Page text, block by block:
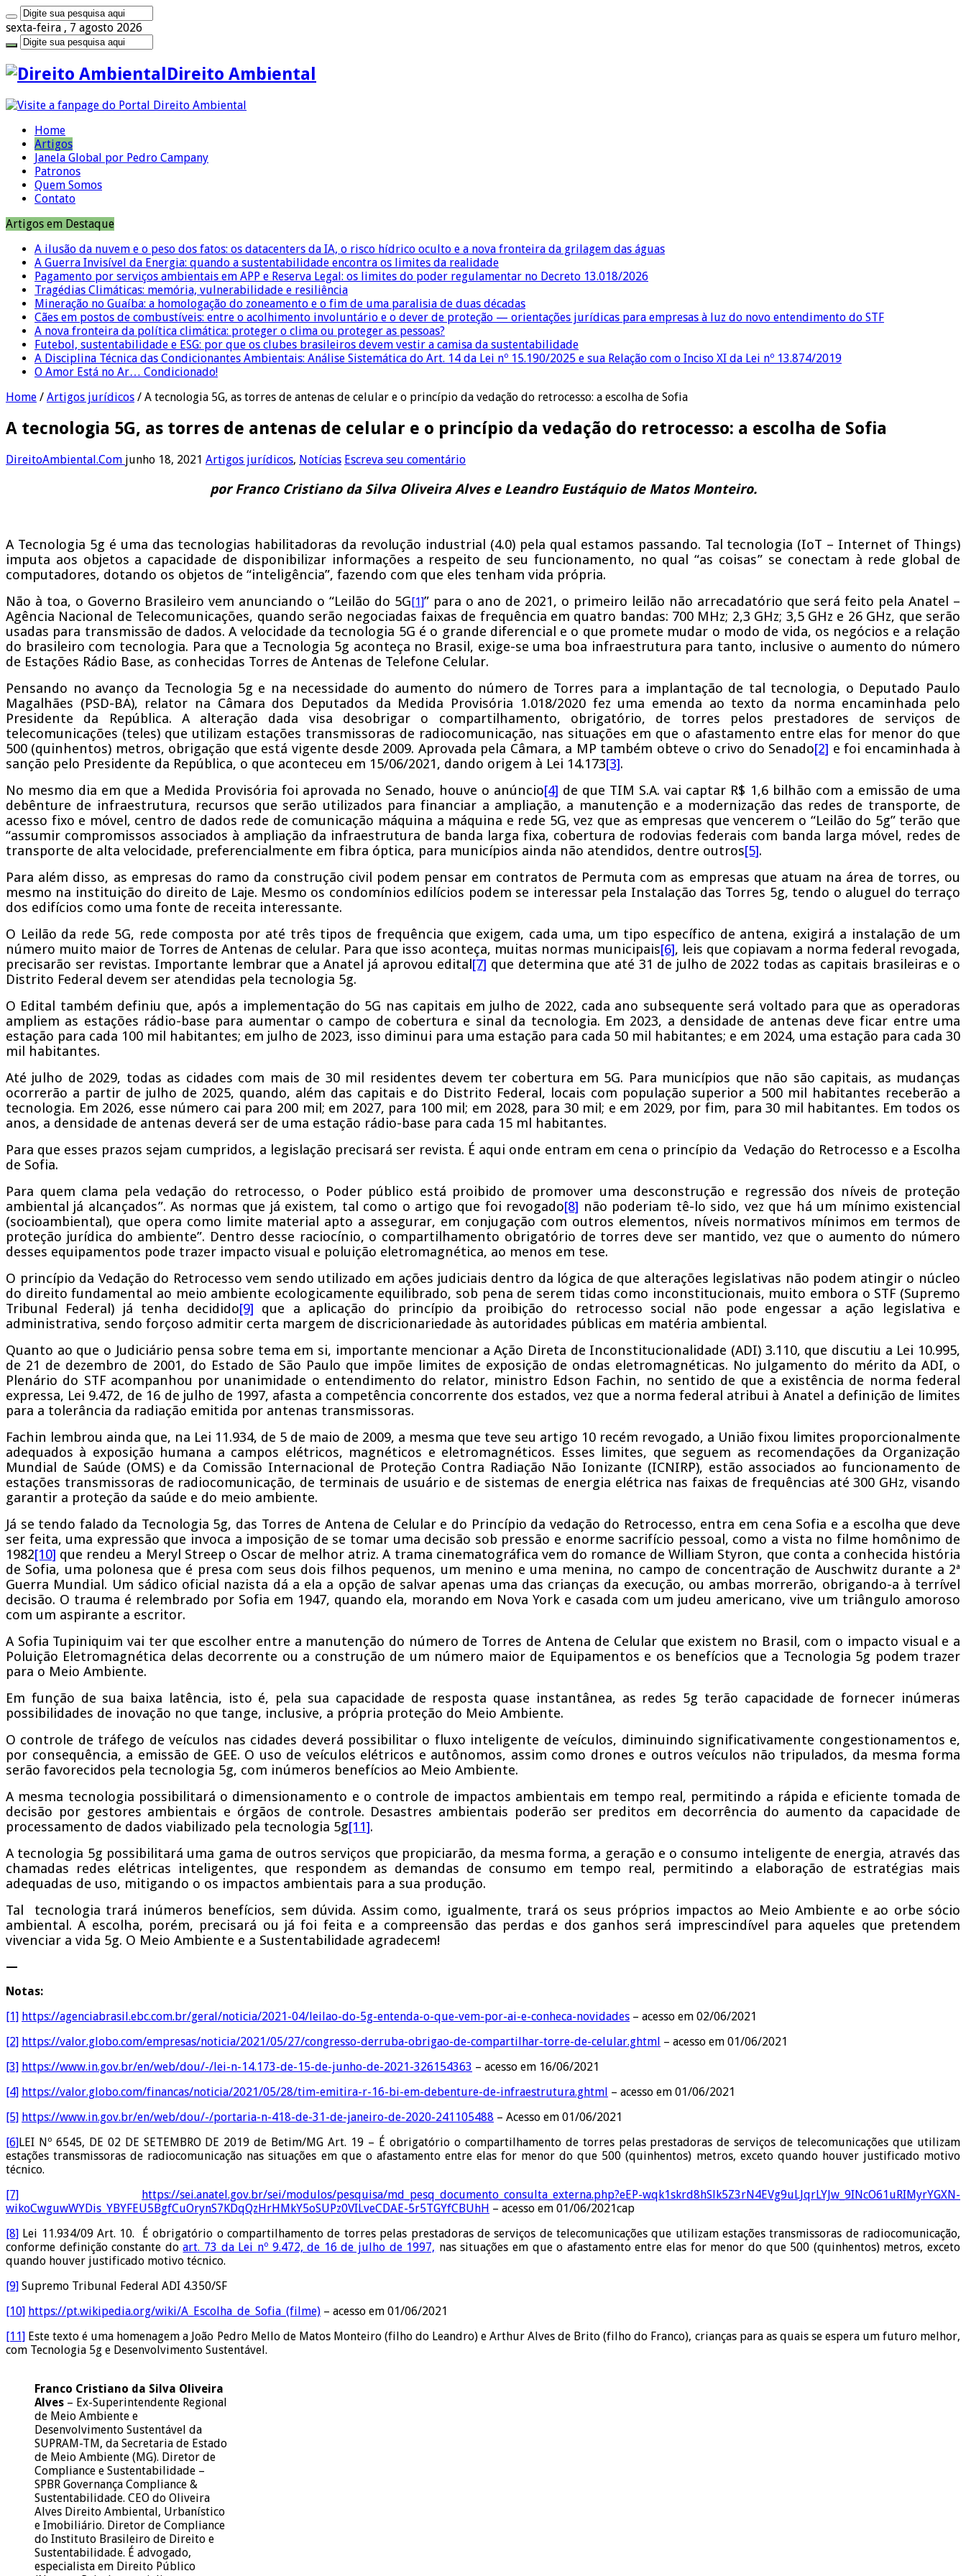
sexta-feira , 7 agosto 2026
Direito Ambiental
Home
Artigos
Janela Global por Pedro Campany
Patronos
Quem Somos
Contato
Artigos em Destaque
A ilusão da nuvem e o peso dos fatos: os datacenters da IA, o risco hídrico oculto e a nova fronteira da grilagem das águas
A Guerra Invisível da Energia: quando a sustentabilidade encontra os limites da realidade
Pagamento por serviços ambientais em APP e Reserva Legal: os limites do poder regulamentar no Decreto 13.018/2026
Tragédias Climáticas: memória, vulnerabilidade e resiliência
Mineração no Guaíba: a homologação do zoneamento e o fim de uma paralisia de duas décadas
Cães em postos de combustíveis: entre o acolhimento involuntário e o dever de proteção — orientações jurídicas para empresas à luz do novo entendimento do STF
A nova fronteira da política climática: proteger o clima ou proteger as pessoas?
Futebol, sustentabilidade e ESG: por que os clubes brasileiros devem vestir a camisa da sustentabilidade
A Disciplina Técnica das Condicionantes Ambientais: Análise Sistemática do Art. 14 da Lei nº 15.190/2025 e sua Relação com o Inciso XI da Lei nº 13.874/2019
O Amor Está no Ar… Condicionado!
Home / Artigos jurídicos / A tecnologia 5G, as torres de antenas de celular e o princípio da vedação do retrocesso: a escolha de Sofia
A tecnologia 5G, as torres de antenas de celular e o princípio da vedação do retrocesso: a escolha de Sofia
DireitoAmbiental.Com junho 18, 2021 Artigos jurídicos, Notícias Escreva seu comentário
por Franco Cristiano da Silva Oliveira Alves e Leandro Eustáquio de Matos Monteiro.
A Tecnologia 5g é uma das tecnologias habilitadoras da revolução industrial (4.0) pela qual estamos passando. Tal tecnologia (IoT – Internet of Things)
imputa aos objetos a capacidade de disponibilizar informações a respeito de seu funcionamento, no qual “as coisas” se conectam à rede global de
computadores, dotando os objetos de “inteligência”, fazendo com que eles tenham vida própria.
Não à toa, o Governo Brasileiro vem anunciando o “Leilão do 5G [1]” para o ano de 2021, o primeiro leilão não arrecadatório que será feito pela Anatel –
Agência Nacional de Telecomunicações, quando serão negociadas faixas de frequência em quatro bandas: 700 MHz; 2,3 GHz; 3,5 GHz e 26 GHz, que serão
usadas para transmissão de dados. A velocidade da tecnologia 5G é o grande diferencial e o que promete mudar o modo de vida, os negócios e a relação
do brasileiro com tecnologia. Para que a Tecnologia 5g aconteça no Brasil, exige-se uma boa infraestrutura para tanto, inclusive o aumento do número
de Estações Rádio Base, as conhecidas Torres de Antenas de Telefone Celular.
Pensando no avanço da Tecnologia 5g e na necessidade do aumento do número de Torres para a implantação de tal tecnologia, o Deputado Paulo
Magalhães (PSD-BA), relator na Câmara dos Deputados da Medida Provisória 1.018/2020 fez uma emenda ao texto da norma encaminhada pelo
Presidente da República. A alteração dada visa desobrigar o compartilhamento, obrigatório, de torres pelos prestadores de serviços de
telecomunicações (teles) que utilizam estações transmissoras de radiocomunicação, nas situações em que o afastamento entre elas for menor do que
500 (quinhentos) metros, obrigação que está vigente desde 2009. Aprovada pela Câmara, a MP também obteve o crivo do Senado[2] e foi encaminhada à
sanção pelo Presidente da República, o que aconteceu em 15/06/2021, dando origem à Lei 14.173[3].
No mesmo dia em que a Medida Provisória foi aprovada no Senado, houve o anúncio[4] de que TIM S.A. vai captar R$ 1,6 bilhão com a emissão de uma
debênture de infraestrutura, recursos que serão utilizados para financiar a ampliação, a manutenção e a modernização das redes de transporte, de
acesso fixo e móvel, centro de dados rede de comunicação máquina a máquina e rede 5G, vez que as empresas que vencerem o “Leilão do 5g” terão que
“assumir compromissos associados à ampliação da infraestrutura de banda larga fixa, cobertura de rodovias federais com banda larga móvel, redes de
transporte de alta velocidade, preferencialmente em fibra óptica, para municípios ainda não atendidos, dentre outros[5].
Para além disso, as empresas do ramo da construção civil podem pensar em contratos de Permuta com as empresas que atuam na área de torres, ou
mesmo na instituição do direito de Laje. Mesmo os condomínios edilícios podem se interessar pela Instalação das Torres 5g, tendo o aluguel do terraço
dos edifícios como uma fonte de receita interessante.
O Leilão da rede 5G, rede composta por até três tipos de frequência que exigem, cada uma, um tipo específico de antena, exigirá a instalação de um
número muito maior de Torres de Antenas de celular. Para que isso aconteça, muitas normas municipais[6], leis que copiavam a norma federal revogada,
precisarão ser revistas. Importante lembrar que a Anatel já aprovou edital [7] que determina que até 31 de julho de 2022 todas as capitais brasileiras e o
Distrito Federal devem ser atendidas pela tecnologia 5g.
O Edital também definiu que, após a implementação do 5G nas capitais em julho de 2022, cada ano subsequente será voltado para que as operadoras
ampliem as estações rádio-base para aumentar o campo de cobertura e sinal da tecnologia. Em 2023, a densidade de antenas deve ficar entre uma
estação para cada 100 mil habitantes; em julho de 2023, isso diminui para uma estação para cada 50 mil habitantes; e em 2024, uma estação para cada 30
mil habitantes.
Até julho de 2029, todas as cidades com mais de 30 mil residentes devem ter cobertura em 5G. Para municípios que não são capitais, as mudanças
ocorrerão a partir de julho de 2025, quando, além das capitais e do Distrito Federal, locais com população superior a 500 mil habitantes receberão a
tecnologia. Em 2026, esse número cai para 200 mil; em 2027, para 100 mil; em 2028, para 30 mil; e em 2029, por fim, para 30 mil habitantes. Em todos os
anos, a densidade de antenas deverá ser de uma estação rádio-base para cada 15 ml habitantes.
Para que esses prazos sejam cumpridos, a legislação precisará ser revista. É aqui onde entram em cena o princípio da Vedação do Retrocesso e a Escolha
de Sofia.
Para quem clama pela vedação do retrocesso, o Poder público está proibido de promover uma desconstrução e regressão dos níveis de proteção
ambiental já alcançados”. As normas que já existem, tal como o artigo que foi revogado[8] não poderiam tê-lo sido, vez que há um mínimo existencial
(socioambiental), que opera como limite material apto a assegurar, em conjugação com outros elementos, níveis normativos mínimos em termos de
proteção jurídica do ambiente”. Dentro desse raciocínio, o compartilhamento obrigatório de torres deve ser mantido, vez que o aumento do número
desses equipamentos pode trazer impacto visual e poluição eletromagnética, ao menos em tese.
O princípio da Vedação do Retrocesso vem sendo utilizado em ações judiciais dentro da lógica de que alterações legislativas não podem atingir o núcleo
do direito fundamental ao meio ambiente ecologicamente equilibrado, sob pena de serem tidas como inconstitucionais, muito embora o STF (Supremo
Tribunal Federal) já tenha decidido[9] que a aplicação do princípio da proibição do retrocesso social não pode engessar a ação legislativa e
administrativa, sendo forçoso admitir certa margem de discricionariedade às autoridades públicas em matéria ambiental.
Quanto ao que o Judiciário pensa sobre tema em si, importante mencionar a Ação Direta de Inconstitucionalidade (ADI) 3.110, que discutiu a Lei 10.995,
de 21 de dezembro de 2001, do Estado de São Paulo que impõe limites de exposição de ondas eletromagnéticas. No julgamento do mérito da ADI, o
Plenário do STF acompanhou por unanimidade o entendimento do relator, ministro Edson Fachin, no sentido de que a existência de norma federal
expressa, Lei 9.472, de 16 de julho de 1997, afasta a competência concorrente dos estados, vez que a norma federal atribui à Anatel a definição de limites
para a tolerância da radiação emitida por antenas transmissoras.
Fachin lembrou ainda que, na Lei 11.934, de 5 de maio de 2009, a mesma que teve seu artigo 10 recém revogado, a União fixou limites proporcionalmente
adequados à exposição humana a campos elétricos, magnéticos e eletromagnéticos. Esses limites, que seguem as recomendações da Organização
Mundial de Saúde (OMS) e da Comissão Internacional de Proteção Contra Radiação Não Ionizante (ICNIRP), estão associados ao funcionamento de
estações transmissoras de radiocomunicação, de terminais de usuário e de sistemas de energia elétrica nas faixas de frequências até 300 GHz, visando
garantir a proteção da saúde e do meio ambiente.
Já se tendo falado da Tecnologia 5g, das Torres de Antena de Celular e do Princípio da vedação do Retrocesso, entra em cena Sofia e a escolha que deve
ser feita, uma expressão que invoca a imposição de se tomar uma decisão sob pressão e enorme sacrifício pessoal, como a vista no filme homônimo de
1982[10] que rendeu a Meryl Streep o Oscar de melhor atriz. A trama cinematográfica vem do romance de William Styron, que conta a conhecida história
de Sofia, uma polonesa que é presa com seus dois filhos pequenos, um menino e uma menina, no campo de concentração de Auschwitz durante a 2ª
Guerra Mundial. Um sádico oficial nazista dá a ela a opção de salvar apenas uma das crianças da execução, ou ambas morrerão, obrigando-a à terrível
decisão. O trauma é relembrado por Sofia em 1947, quando ela, morando em Nova York e casada com um judeu americano, vive um triângulo amoroso
com um aspirante a escritor.
A Sofia Tupiniquim vai ter que escolher entre a manutenção do número de Torres de Antena de Celular que existem no Brasil, com o impacto visual e a
Poluição Eletromagnética delas decorrente ou a construção de um número maior de Equipamentos e os benefícios que a Tecnologia 5g podem trazer
para o Meio Ambiente.
Em função de sua baixa latência, isto é, pela sua capacidade de resposta quase instantânea, as redes 5g terão capacidade de fornecer inúmeras
possibilidades de inovação no que tange, inclusive, a própria proteção do Meio Ambiente.
O controle de tráfego de veículos nas cidades deverá possibilitar o fluxo inteligente de veículos, diminuindo significativamente congestionamentos e,
por consequência, a emissão de GEE. O uso de veículos elétricos e autônomos, assim como drones e outros veículos não tripulados, da mesma forma
serão favorecidos pela tecnologia 5g, com inúmeros benefícios ao Meio Ambiente.
A mesma tecnologia possibilitará o dimensionamento e o controle de impactos ambientais em tempo real, permitindo a rápida e eficiente tomada de
decisão por gestores ambientais e órgãos de controle. Desastres ambientais poderão ser preditos em decorrência do aumento da capacidade de
processamento de dados viabilizado pela tecnologia 5g[11].
A tecnologia 5g possibilitará uma gama de outros serviços que propiciarão, da mesma forma, a geração e o consumo inteligente de energia, através das
chamadas redes elétricas inteligentes, que respondem as demandas de consumo em tempo real, permitindo a elaboração de estratégias mais
adequadas de uso, mitigando o os impactos ambientais para a sua produção.
Tal tecnologia trará inúmeros benefícios, sem dúvida. Assim como, igualmente, trará os seus próprios impactos ao Meio Ambiente e ao orbe sócio
ambiental. A escolha, porém, precisará ou já foi feita e a compreensão das perdas e dos ganhos será imprescindível para aqueles que pretendem
vivenciar a vida 5g. O Meio Ambiente e a Sustentabilidade agradecem!
—
Notas:
[1] https://agenciabrasil.ebc.com.br/geral/noticia/2021-04/leilao-do-5g-entenda-o-que-vem-por-ai-e-conheca-novidades – acesso em 02/06/2021
[2] https://valor.globo.com/empresas/noticia/2021/05/27/congresso-derruba-obrigao-de-compartilhar-torre-de-celular.ghtml – acesso em 01/06/2021
[3] https://www.in.gov.br/en/web/dou/-/lei-n-14.173-de-15-de-junho-de-2021-326154363 – acesso em 16/06/2021
[4] https://valor.globo.com/financas/noticia/2021/05/28/tim-emitira-r-16-bi-em-debenture-de-infraestrutura.ghtml – acesso em 01/06/2021
[5] https://www.in.gov.br/en/web/dou/-/portaria-n-418-de-31-de-janeiro-de-2020-241105488 – Acesso em 01/06/2021
[6] LEI Nº 6545, DE 02 DE SETEMBRO DE 2019 de Betim/MG Art. 19 – É obrigatório o compartilhamento de torres pelas prestadoras de serviços de telecomunicações que utilizam
estações transmissoras de radiocomunicação nas situações em que o afastamento entre elas for menor do que 500 (quinhentos) metros, exceto quando houver justificado motivo
técnico.
[7]
https://sei.anatel.gov.br/sei/modulos/pesquisa/md_pesq_documento_consulta_externa.php?eEP-wqk1skrd8hSlk5Z3rN4EVg9uLJqrLYJw_9INcO61uRIMyrYGXN-
wikoCwguwWYDis_YBYFEU5BgfCuOrynS7KDqQzHrHMkY5oSUPz0VILveCDAE-5r5TGYfCBUhH – acesso em 01/06/2021cap
[8] Lei 11.934/09 Art. 10. É obrigatório o compartilhamento de torres pelas prestadoras de serviços de telecomunicações que utilizam estações transmissoras de radiocomunicação,
conforme definição constante doart. 73 da Lei nº 9.472, de 16 de julho de 1997, nas situações em que o afastamento entre elas for menor do que 500 (quinhentos) metros, exceto
quando houver justificado motivo técnico.
[9] Supremo Tribunal Federal ADI 4.350/SF
[10] https://pt.wikipedia.org/wiki/A_Escolha_de_Sofia_(filme) – acesso em 01/06/2021
[11] Este texto é uma homenagem a João Pedro Mello de Matos Monteiro (filho do Leandro) e Arthur Alves de Brito (filho do Franco), crianças para as quais se espera um futuro melhor,
com Tecnologia 5g e Desenvolvimento Sustentável.
Franco Cristiano da Silva Oliveira
Alves – Ex-Superintendente Regional
de Meio Ambiente e
Desenvolvimento Sustentável da
SUPRAM-TM, da Secretaria de Estado
de Meio Ambiente (MG). Diretor de
Compliance e Sustentabilidade –
SPBR Governança Compliance &
Sustentabilidade. CEO do Oliveira
Alves Direito Ambiental, Urbanístico
e Imobiliário. Diretor de Compliance
do Instituto Brasileiro de Direito e
Sustentabilidade. É advogado,
especialista em Direito Público